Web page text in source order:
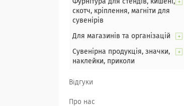
Фурнітура для стендів, кишені,
скотч, кріплення, магніти для
сувенірів
Для магазинів та організацій
Сувенірна продукція, значки,
наклейки, приколи
Відгуки
Про нас